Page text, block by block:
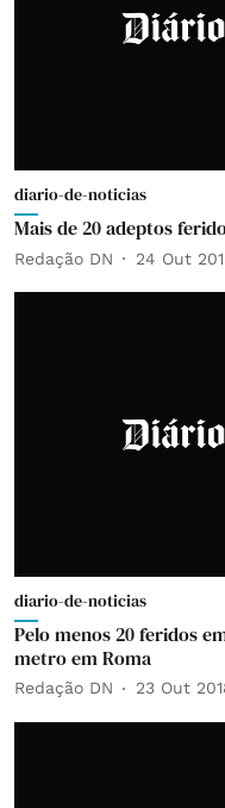
diario-de-noticias
Mais de 20 adeptos
Redação DN 24 Out
diario-de-noticias
Pelo menos 20 feridos
metro em Roma
Redação DN 23 Out